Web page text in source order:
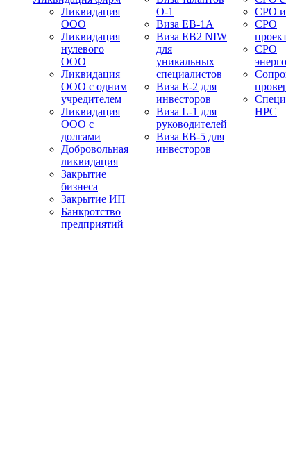
Ликвидация
ООО
Ликвидация
нулевого
ООО
Ликвидация
ООО с одним
учредителем
Ликвидация
ООО с
долгами
Добровольная
ликвидация
Закрытие
бизнеса
Закрытие ИП
Банкротство
предприятий
О-1
Виза EB-1A
Виза EB2 NIW
для
уникальных
специалистов
Виза E-2 для
инвесторов
Виза L-1 для
руководителей
Виза EB-5 для
инвесторов
СРО
СРО
СРО
НРС